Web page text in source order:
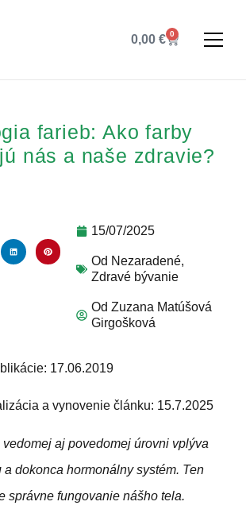
0,00€ 0
farieb: Ako farby
nás a naše zdravie?
15/07/2025
Od Nezaradené,
Zdravé bývanie
Od Zuzana Matúšová
Girgošková
17.06.2019
a vynovenie článku: 15.7.2025
aj povedomej úrovni vplýva
dokonca hormonálny systém. Ten
správne fungovanie nášho tela.